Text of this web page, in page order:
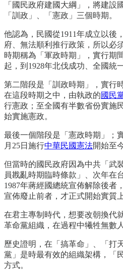
「國民政府建國大綱」，將建設
「訓政」、「憲政」三個時期。
他認為，民國從1911年成立以後
府、無法順利推行政策，所以必
時期稱為「軍政時期」，實行期
起，到1928年北伐成功、全國統
第二階段是「訓政時期」，實行
在這段時期之中，由執政的國民
行憲政；至全國有半數省份實施
始實施憲政。
最後一個階段是「憲政時期」；
月25日施行中華民國憲法開始至
但當時的國民政府因為中共「武
員戡亂時期臨時條款」、次年在
1987年蔣經國總統宣佈解除後者
宣佈廢止前者，才正式開始實質
在君主專制時代，想要改朝換代
革命黨組織，在過程中犧牲無數
歷史證明，在「搞革命」、「打
黨」是時最有效的組織架構，「
方式。